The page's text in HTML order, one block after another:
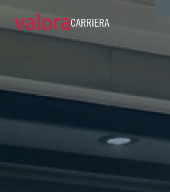
CARRIERA
Verkäufer cigo - 40